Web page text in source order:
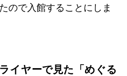
ので入館することにしま
イヤーで見た「めぐる